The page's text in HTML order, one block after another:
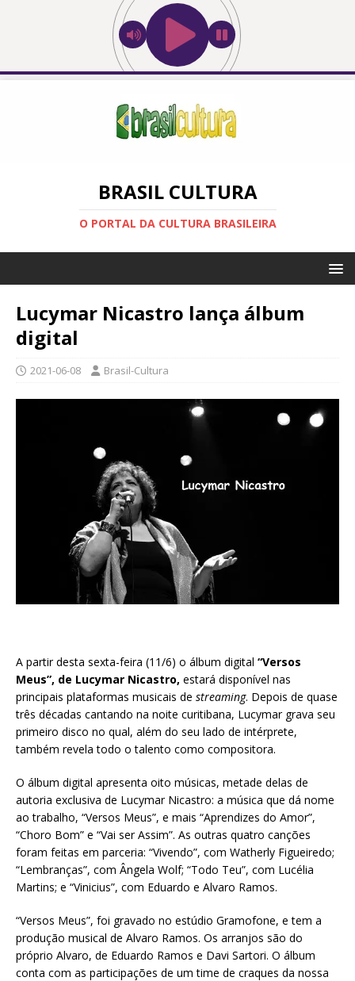
BRASIL CULTURA
O PORTAL DA CULTURA BRASILEIRA
Lucymar Nicastro lança álbum
digital
2021-06-08 Brasil-Cultura
A partir desta sexta-feira (11/6) o álbum digital “Versos
Meus”, de Lucymar Nicastro, estará disponível nas
principais plataformas musicais de streaming. Depois de quase
três décadas cantando na noite curitibana, Lucymar grava seu
primeiro disco no qual, além do seu lado de intérprete,
também revela todo o talento como compositora.
O álbum digital apresenta oito músicas, metade delas de
autoria exclusiva de Lucymar Nicastro: a música que dá nome
ao trabalho, “Versos Meus”, e mais “Aprendizes do Amor”,
“Choro Bom” e “Vai ser Assim”. As outras quatro canções
foram feitas em parceria: “Vivendo”, com Watherly Figueiredo;
“Lembranças”, com Ângela Wolf; “Todo Teu”, com Lucélia
Martins; e “Vinicius”, com Eduardo e Alvaro Ramos.
“Versos Meus”, foi gravado no estúdio Gramofone, e tem a
produção musical de Alvaro Ramos. Os arranjos são do
próprio Alvaro, de Eduardo Ramos e Davi Sartori. O álbum
conta com as participações de um time de craques da nossa